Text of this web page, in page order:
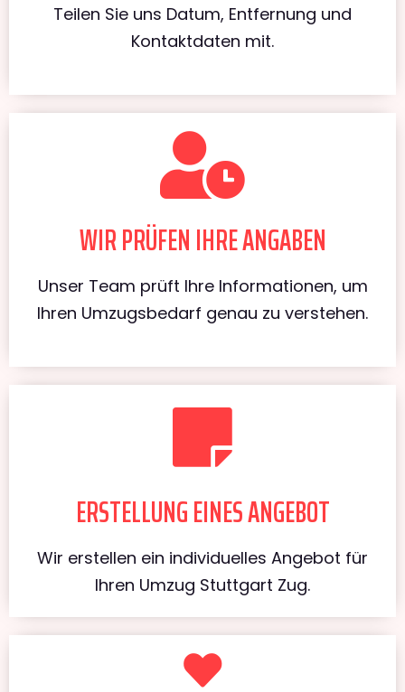
Teilen Sie uns Datum, Entfernung und
Kontaktdaten mit.
WIR PRÜFEN IHRE ANGABEN
Unser Team prüft Ihre Informationen, um
Ihren Umzugsbedarf genau zu verstehen.
ERSTELLUNG EINES ANGEBOT
Wir erstellen ein individuelles Angebot für
Ihren Umzug Stuttgart Zug.